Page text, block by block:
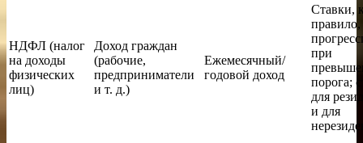
НДФЛ (налог
на доходы
физических
лиц)
Доход граждан
(рабочие,
предприниматели
и т. д.)
Ежемесячный/
годовой доход
Ставки,
правило,
при
порога;
для
и для